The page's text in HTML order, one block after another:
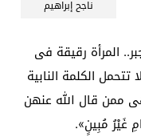
ناجح إبراهيم
المرأة رقيقة فى
الكلمة النابية
ممن قال الله عنهن
غَيْرُ مُبِينٍ».